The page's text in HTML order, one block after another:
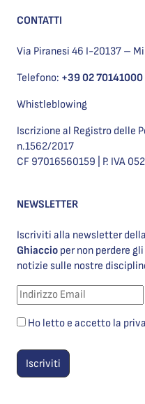
CONTATTI
Via Piranesi 46 I-20137 –
Telefono: +39 02 70141000
Whistleblowing
Iscrizione al Registro delle
n.1562/2017
CF 97016560159 | P. IVA
NEWSLETTER
Iscriviti alla newsletter della
Ghiaccio per non perdere
notizie sulle nostre
Ho letto e accetto la